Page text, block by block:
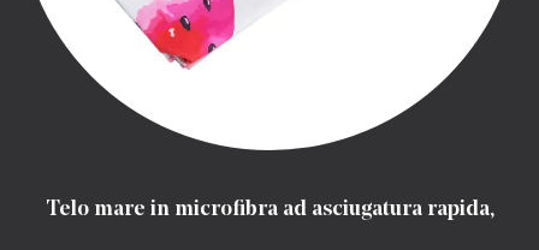
Telo mare in microfibra ad asciugatura rapida,